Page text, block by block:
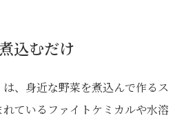
込むだけ
は、身近な野菜を煮込んで作るス
ているファイトケミカルや水溶